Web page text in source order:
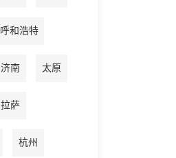
呼和浩特
济南 太原
拉萨
杭州